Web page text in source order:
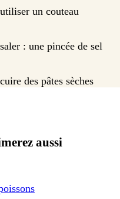
un couteau
: une pincée de sel
des pâtes sèches
aussi